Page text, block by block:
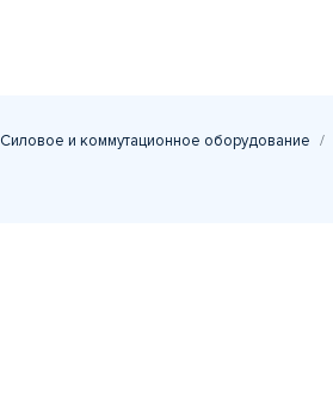
Силовое и коммутационное оборудование